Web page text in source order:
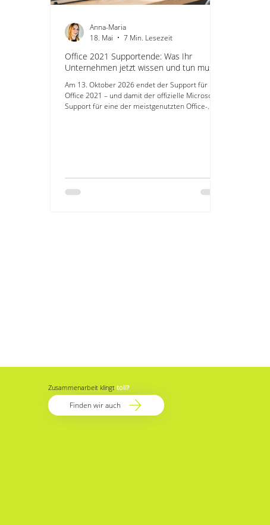
Office 2021 Supportende: Was Ihr
Unternehmen jetzt wissen und tun muss
Am 13. Oktober 2026 endet der Support für
Office 2021 – und damit der offizielle Microsoft-
Support für eine der meistgenutzten Office-
Anna-Maria
18. Mai
7 Min. Lesezeit
Zusammenarbeit klingt toll?
Finden wir auch